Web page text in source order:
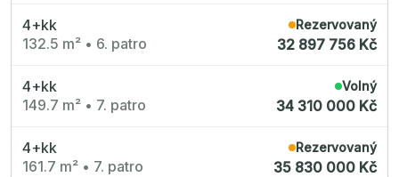
4+kk
132.5 m² • 6. patro
Rezervovaný
32 897 756 Kč
4+kk
149.7 m² • 7. patro
Volný
34 310 000 Kč
4+kk
161.7 m² • 7. patro
Rezervovaný
35 830 000 Kč